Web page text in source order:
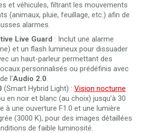
et véhicules, filtrant les mouvements
(animaux, pluie, feuillage, etc.) afin de
alarmes.
Live Guard : Inclut une alarme
et un flash lumineux pour dissuader
un haut-parleur permettant des
personnalisés ou prédéfinis avec
l'Audio 2.0.
(Smart Hybrid Light) : Vision nocturne
en noir et blanc (au choix) jusqu’à 30
à une ouverture F1.0 et une lumière
(3000 K), pour des images détaillées
de faible luminosité.